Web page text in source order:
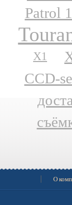
Patrol
X1
CCD-
О